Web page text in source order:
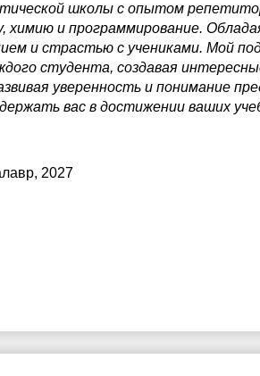
школы с опытом
и программирование.
и страстью с учениками. Мой
студента, создавая
уверенность и понимание
вас в достижении ваших
2027